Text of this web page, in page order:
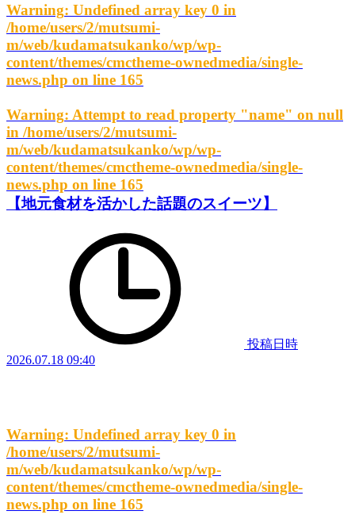
Warning: Undefined array key 0 in
/home/users/2/mutsumi-
m/web/kudamatsukanko/wp/wp-
content/themes/cmctheme-ownedmedia/single-
news.php on line 165
Warning: Attempt to read property "name" on null
in /home/users/2/mutsumi-
m/web/kudamatsukanko/wp/wp-
content/themes/cmctheme-ownedmedia/single-
news.php on line 165
【地元食材を活かした話題のスイーツ】
投稿日時
2026.07.18 09:40
Warning: Undefined array key 0 in
/home/users/2/mutsumi-
m/web/kudamatsukanko/wp/wp-
content/themes/cmctheme-ownedmedia/single-
news.php on line 165